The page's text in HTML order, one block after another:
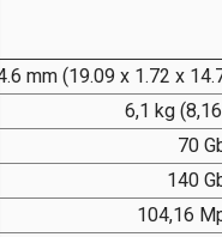
mm (19.09 x 1.72 x
6,1 kg
70
140
104,16